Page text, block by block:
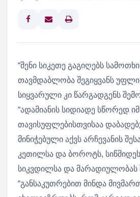
Print
“შენი სიკეთე გაგიღებს
თავმდაბლობა შეგიყვანს
სიყვარული კი წარგადგენს
“ადამიანის სიდიადე სწორედ
თავისუფლებისთვისაა
მინიჭებული აქვს არჩევანის
კეთილსა და ბოროტს,
სიკვდილსა და მარადიულობას
“განსაკუთრებით მინდა